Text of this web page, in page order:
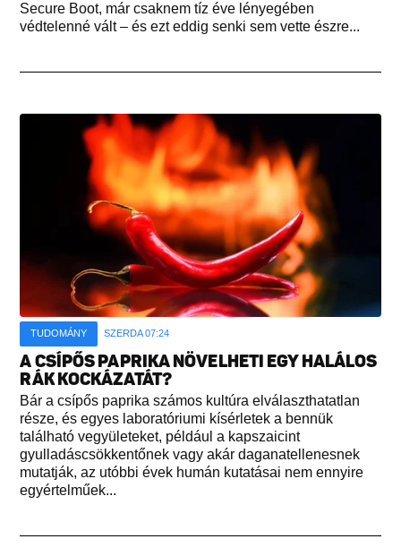
Secure Boot, már csaknem tíz éve lényegében
védtelenné vált – és ezt eddig senki sem vette észre...
TUDOMÁNY SZERDA 07:24
A CSÍPŐS PAPRIKA NÖVELHETI EGY HALÁLOS
RÁK KOCKÁZATÁT?
Bár a csípős paprika számos kultúra elválaszthatatlan
része, és egyes laboratóriumi kísérletek a bennük
található vegyületeket, például a kapszaicint
gyulladáscsökkentőnek vagy akár daganatellenesnek
mutatják, az utóbbi évek humán kutatásai nem ennyire
egyértelműek...